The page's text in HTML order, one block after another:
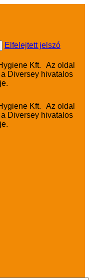
Elfelejtett jelszó
Az oldal
Diversey hivatalos
Az oldal
Diversey hivatalos